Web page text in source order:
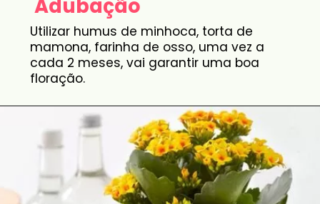
Adubação
Utilizar humus de minhoca, torta de
mamona, farinha de osso, uma vez a
cada 2 meses, vai garantir uma boa
floração.